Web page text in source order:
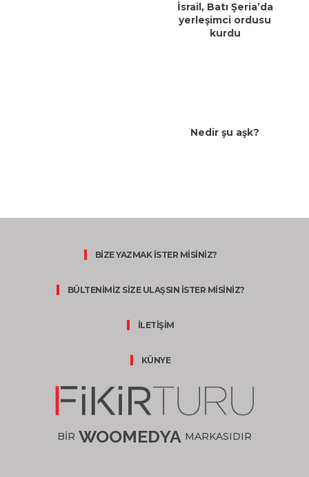
İsrail, Batı Şeria’da
yerleşimci ordusu
kurdu
Nedir şu aşk?
BİZE YAZMAK İSTER MİSİNİZ?
BÜLTENİMİZ SİZE ULAŞSIN İSTER MİSİNİZ?
İLETİŞİM
KÜNYE
BİR WOOMEDYA MARKASIDIR